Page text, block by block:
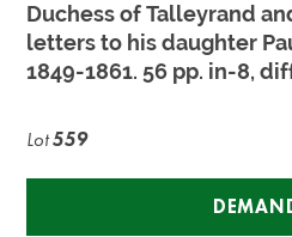
Duchess of Talleyrand
letters to his daughter
1849-1861. 56 pp. in-8,
Lot559